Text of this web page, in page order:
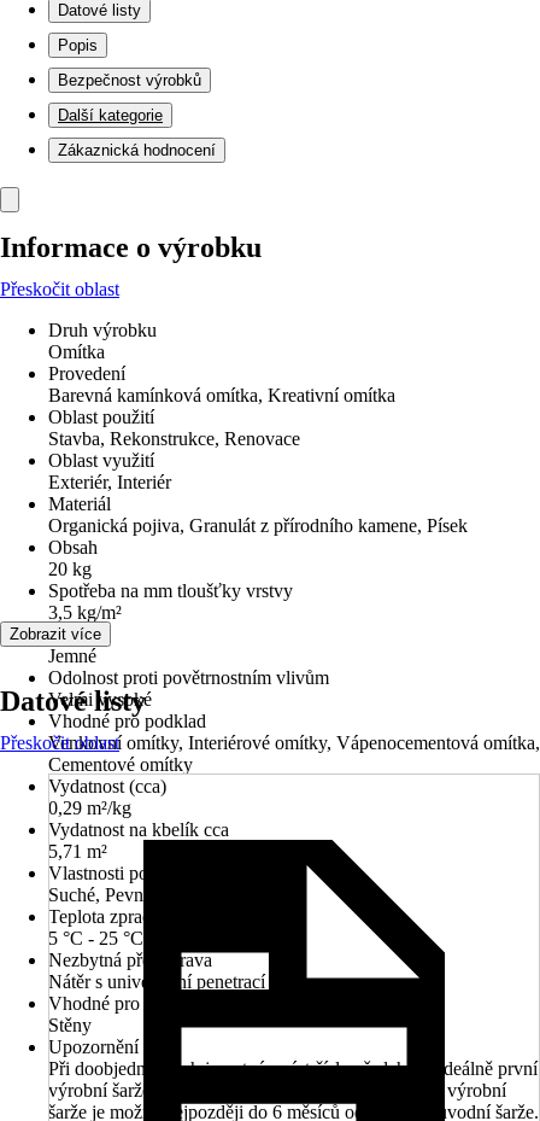
Datové listy
Popis
Bezpečnost výrobků
Další kategorie
Zákaznická hodnocení
Informace o výrobku
Přeskočit oblast
Druh výrobku
Omítka
Provedení
Barevná kamínková omítka, Kreativní omítka
Oblast použití
Stavba, Rekonstrukce, Renovace
Oblast využití
Exteriér, Interiér
Materiál
Organická pojiva, Granulát z přírodního kamene, Písek
Obsah
20 kg
Spotřeba na mm tloušťky vrstvy
3,5 kg/m²
Zrnitost
Jemné
Odolnost proti povětrnostním vlivům
Velmi vysoké
Vhodné pro podklad
Venkovní omítky, Interiérové omítky, Vápenocementová omítka,
Cementové omítky
Vydatnost (cca)
0,29 m²/kg
Vydatnost na kbelík cca
5,71 m²
Vlastnosti podkladu
Suché, Pevné, Bez trhlin, Rovné
Teplota zpracování
5 °C - 25 °C
Nezbytná předúprava
Nátěr s univerzální penetrací
Vhodné pro
Stěny
Upozornění
Při doobjednávkách je nutné uvést číslo předchozí, ideálně první
výrobní šarže, a doobjednání stejného odstínu podle výrobní
šarže je možné nejpozději do 6 měsíců od výroby původní šarže.
Zobrazit více
Datové listy
Přeskočit oblast